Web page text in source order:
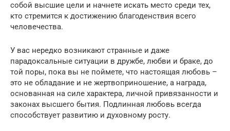
собой высшие цели и начнете искать место среди тех,
кто стремится к достижению благоденствия всего
человечества.
У вас нередко возникают странные и даже
парадоксальные ситуации в дружбе, любви и браке, до
той поры, пока вы не поймете, что настоящая любовь –
это не обладание и не жертвоприношение, а награда,
основанная на силе характера, личной привязанности и
законах высшего бытия. Подлинная любовь всегда
способствует развитию и духовному росту.